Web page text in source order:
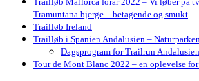
Tramuntana bjerge – betagende og smukt
Trailløb Ireland
Trailløb i Spanien Andalusien –
Dagsprogram for Trailrun
Tour de Mont Blanc 2022 – en oplevelse